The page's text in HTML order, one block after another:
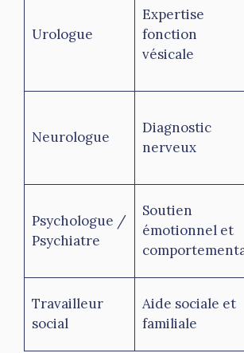
Urologue
Expertise
fonction
vésicale
Neurologue
Diagnostic
nerveux
Psychologue /
Psychiatre
Soutien
émotionnel et
Travailleur
social
Aide sociale et
familiale